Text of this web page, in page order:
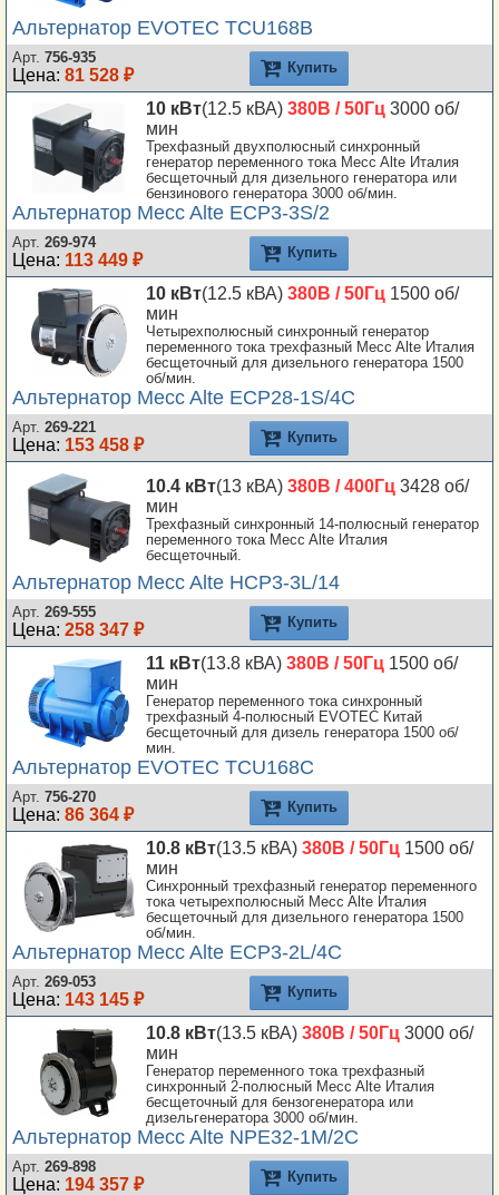
Альтернатор EVOTEC TCU168B
Арт. 756-935
Цена: 81 528 ₽ Купить
10 кВт(12.5 кВА) 380В / 50Гц 3000 об/
мин
Трехфазный двухполюсный синхронный
генератор переменного тока Mecc Alte Италия
бесщеточный для дизельного генератора или
бензинового генератора 3000 об/мин.
Альтернатор Mecc Alte ECP3-3S/2
Арт. 269-974
Цена: 113 449 ₽ Купить
10 кВт(12.5 кВА) 380В / 50Гц 1500 об/
мин
Четырехполюсный синхронный генератор
переменного тока трехфазный Mecc Alte Италия
бесщеточный для дизельного генератора 1500
об/мин.
Альтернатор Mecc Alte ECP28-1S/4C
Арт. 269-221
Цена: 153 458 ₽ Купить
10.4 кВт(13 кВА) 380В / 400Гц 3428 об/
мин
Трехфазный синхронный 14-полюсный генератор
переменного тока Mecc Alte Италия
бесщеточный.
Альтернатор Mecc Alte HCP3-3L/14
Арт. 269-555
Цена: 258 347 ₽ Купить
11 кВт(13.8 кВА) 380В / 50Гц 1500 об/
мин
Генератор переменного тока синхронный
трехфазный 4-полюсный EVOTEC Китай
бесщеточный для дизель генератора 1500 об/
мин.
Альтернатор EVOTEC TCU168C
Арт. 756-270
Цена: 86 364 ₽ Купить
10.8 кВт(13.5 кВА) 380В / 50Гц 1500 об/
мин
Синхронный трехфазный генератор переменного
тока четырехполюсный Mecc Alte Италия
бесщеточный для дизельного генератора 1500
об/мин.
Альтернатор Mecc Alte ECP3-2L/4C
Арт. 269-053
Цена: 143 145 ₽ Купить
10.8 кВт(13.5 кВА) 380В / 50Гц 3000 об/
мин
Генератор переменного тока трехфазный
синхронный 2-полюсный Mecc Alte Италия
бесщеточный для бензогенератора или
дизельгенератора 3000 об/мин.
Альтернатор Mecc Alte NPE32-1M/2C
Арт. 269-898
Цена: 194 357 ₽ Купить